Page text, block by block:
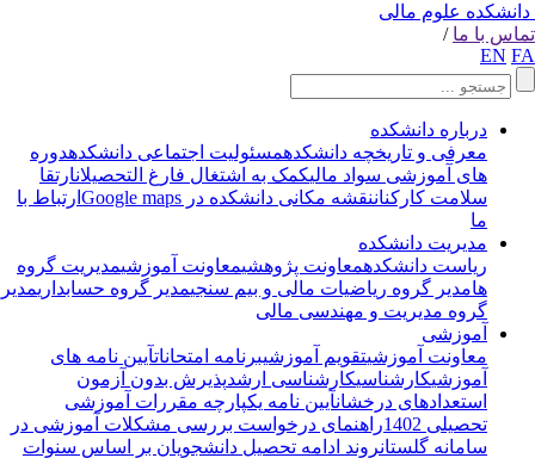
علوم مالی
با ما /
EN
درباره دانشکده
معرفی و تاریخچه دانشکدهمسئولیت اجتماعی دانشکدهدوره
های آموزشی سواد مالیکمک به اشتغال فارغ التحصیلانارتقا
سلامت کارکناننقشه مکانی دانشکده در Google maps
ارتباط با
ما
مدیریت دانشکده
ریاست دانشکدهمعاونت پژوهشیمعاونت آموزشیمدیریت گروه
هامدیر گروه ریاضیات مالی و بیم سنجیمدیر گروه حسابداریمدیر
گروه مدیریت و مهندسی مالی
آموزشی
معاونت آموزشیتقویم آموزشیبرنامه امتحاناتآیین نامه های
آموزشیکارشناسیکارشناسی ارشدپذیرش بدون آزمون
استعدادهای درخشانآیین نامه یکپارچه مقررات آموزشی
تحصیلی 1402
راهنمای درخواست بررسی مشکلات آموزشی در
سامانه گلستانروند ادامه تحصیل دانشجویان بر اساس سنوات